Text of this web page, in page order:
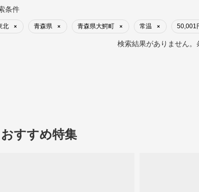
条件
北 × 青森県 × 青森県大鰐町 × 常温 × 50,001
検索結果がありません。
おすすめ特集